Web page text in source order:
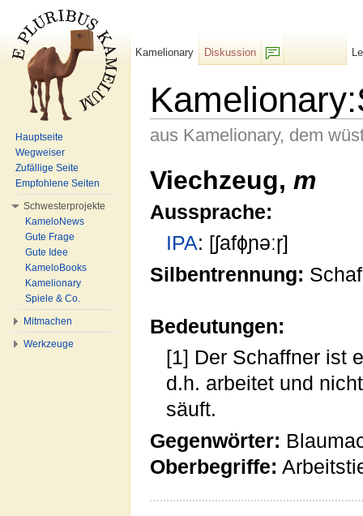
aus Kamelionary, dem
Viechzeug, m
Aussprache:
IPA: [ʃafɸɲəːɼ]
Silbentrennung:
Bedeutungen:
[1] Der Schaffner ist
d.h. arbeitet und
säuft.
Gegenwörter:
Oberbegriffe:
Kamelionary
Diskussion
Hauptseite
Wegweiser
Zufällige Seite
Empfohlene Seiten
Schwesterprojekte
KameloNews
Gute Frage
Gute Idee
KameloBooks
Kamelionary
Spiele & Co.
Mitmachen
Werkzeuge